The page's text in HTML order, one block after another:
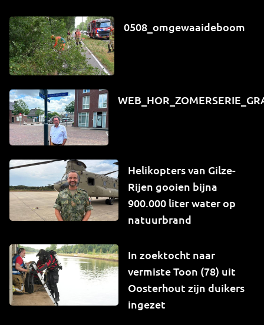
0508_omgewaaideboom
Helikopters van Gilze-
Rijen gooien bijna
900.000 liter water op
natuurbrand
In zoektocht naar
vermiste Toon (78) uit
Oosterhout zijn duikers
ingezet